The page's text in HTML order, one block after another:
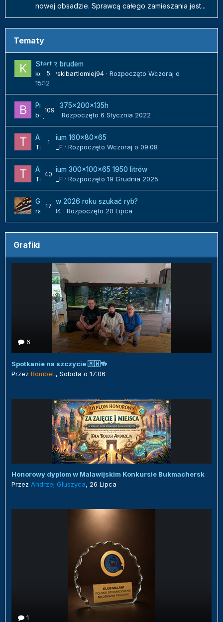
nowej obsadzie. Sprawcą całego zamieszania jest...
Tematy
5
Start z brudem
kozlowskibartlomiej94 · Rozpoczęto Wczoraj o
15:12
109
Projekt 375x200x135h
bojack
· Rozpoczęto 6 Stycznia 2022
1
Akwarium 160x80x65
Tomek_F · Rozpoczęto Wczoraj o 09:08
40
Akwarium 300x100x65 1950 litrów
Tomek_F · Rozpoczęto 19 Grudnia 2025
17
Gdzie w 2026 roku szukać ryb?
radek84 · Rozpoczęto 20 Lipca
Grafiki
6
Spotkanie na szczycie 🇲🇼🍻
Przez BombeL , Sobota o 17:06
Honorowy dyplom w Malawijskim Konkursie Bukmacherskim :)
Przez Andrzej Głuszyca, 26 Lipca
1